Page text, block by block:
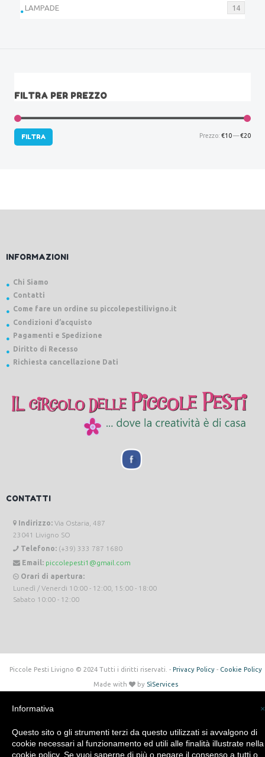
LAMPADE 14
FILTRA PER PREZZO
FILTRA Prezzo: €10—€20
INFORMAZIONI
Chi Siamo
Contatti
Come fare un ordine su piccolepestilivigno.it
Condizioni d’acquisto
Pagamenti e Spedizione
Diritto di Recesso
Richiesta cancellazione Dati
CONTATTI
Indirizzo: Via Ostaria, 487
23041 Livigno SO
Telefono: (+39) 333 787 1680
Email: piccolepesti1@gmail.com
Orari di apertura:
Lunedì / Venerdi 10:00 - 12:00, 15:00 - 18:00
Sabato 10:00 - 12:00
Piccole Pesti Livigno © 2024 Tutti i diritti riservati. - Privacy Policy- Cookie Policy
Made with by SìServices
×
Informativa
Questo sito o gli strumenti terzi da questo utilizzati si avvalgono di
cookie necessari al funzionamento ed utili alle finalità illustrate nella
cookie policy. Se vuoi saperne di più o negare il consenso a tutti o